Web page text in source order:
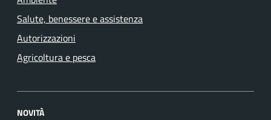
Salute, benessere e assistenza
Autorizzazioni
Agricoltura e pesca
NOVITÀ